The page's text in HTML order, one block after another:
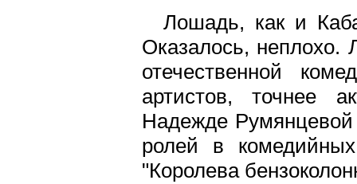
Лошадь, как и
Оказалось, неплохо.
отечественной
артистов, точнее
Надежде Румянцевой
ролей в
"Королева